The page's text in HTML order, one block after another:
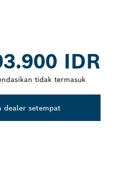
IDR
tidak termasuk
dealer setempat